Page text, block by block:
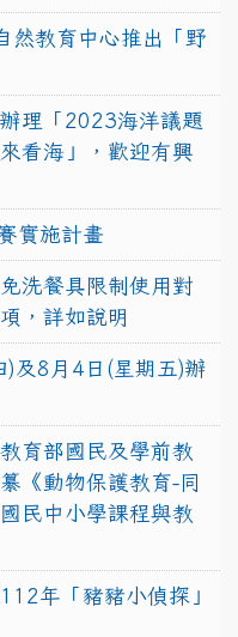
然教育中心推出「野
理「2023海洋議題
看海」，歡迎有興
實施計畫
洗餐具限制使用對
，詳如說明
及8月4日(星期五)辦
育部國民及學前教
《動物保護教育-同
民中小學課程與教
年「豬豬小偵探」